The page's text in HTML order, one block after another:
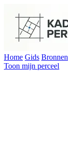
Home Gids Bronnen
Toon mijn perceel